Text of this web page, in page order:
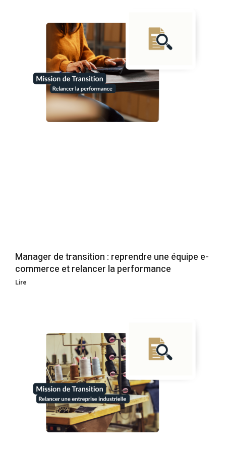
Manager de transition : reprendre une équipe e-
commerce et relancer la performance
Lire